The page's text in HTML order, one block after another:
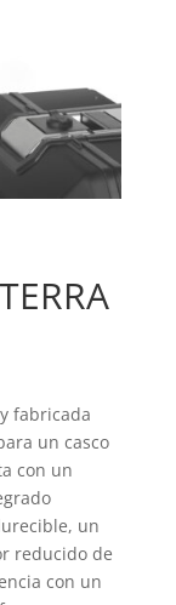
fabricada
un casco
con un
un
reducido de
con un